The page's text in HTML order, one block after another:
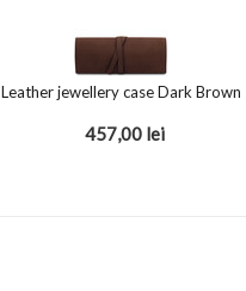
Leather jewellery case Dark Brown
457,00 lei